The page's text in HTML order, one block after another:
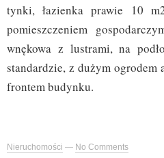
tynki, łazienka prawie 10
pomieszczeniem
wnękowa z lustrami, na
standardzie, z dużym ogrodem
frontem budynku.
Nieruchomości — No Comments